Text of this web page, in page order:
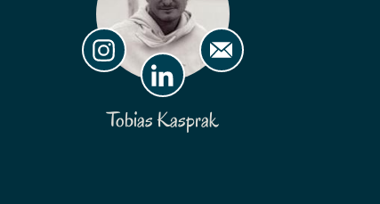
Tobias Kasprak